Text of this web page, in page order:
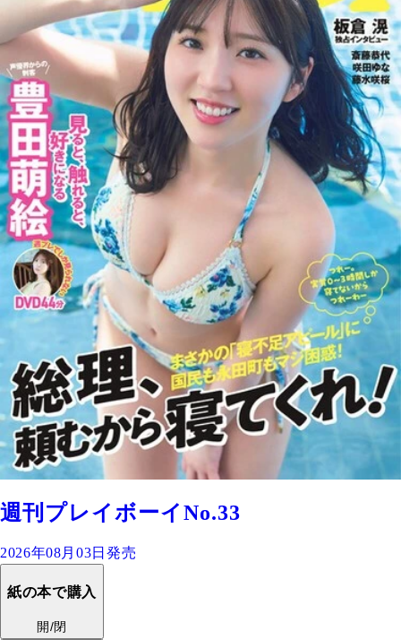
週刊プレイボーイNo.33
2026年08月03日発売
紙の本で購入
開/閉